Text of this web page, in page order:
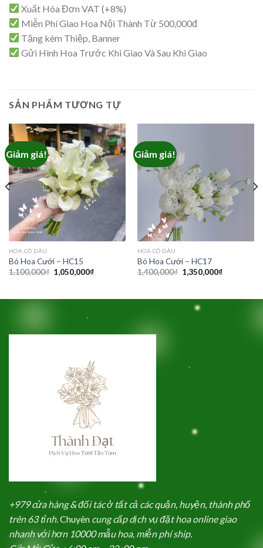
Xuất Hóa Đơn VAT (+8%)
Miễn Phí Giao Hoa Nội Thành Từ 500,000đ
Tặng kèm Thiệp, Banner
Gửi Hình Hoa Trước Khi Giao Và Sau Khi Giao
SẢN PHẨM TƯƠNG TỰ
Giảm giá!
HOA CÔ DÂU
Bó Hoa Cưới – HC15
1,100,000₫ Giá
gốc
1,050,000₫Giá
1,050,000₫.
Giảm giá!
HOA CÔ DÂU
Bó Hoa Cưới – HC17
1,400,000₫ Giá
gốc
1,350,000₫Giá
+979 cửa hàng & đối tác ở tất cả các quận, huyện, thành phố
trên 63 tỉnh.Chuyên cung cấp dịch vụ đặt hoa online giao
nhanh với hơn 10000 mẫu hoa, miễn phí ship.